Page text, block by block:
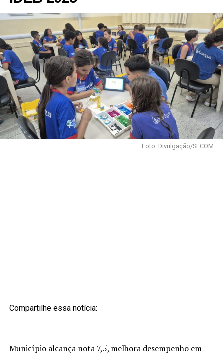
Foto: Divulgação/SECOM
Compartilhe essa notícia:
Município alcança nota 7,5, melhora desempenho em